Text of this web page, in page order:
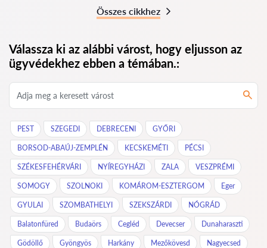
Összes cikkhez
Válassza ki az alábbi várost, hogy eljusson az
ügyvédekhez ebben a témában.:
PEST SZEGEDI DEBRECENI GYŐRI
BORSOD-ABAÚJ-ZEMPLÉN KECSKEMÉTI PÉCSI
SZÉKESFEHÉRVÁRI NYÍREGYHÁZI ZALA VESZPRÉMI
SOMOGY SZOLNOKI KOMÁROM-ESZTERGOM Eger
GYULAI SZOMBATHELYI SZEKSZÁRDI NÓGRÁD
Balatonfüred Budaörs Cegléd Devecser Dunaharaszti
Gödöllő Gyöngyös Harkány Mezőkövesd Nagyecsed